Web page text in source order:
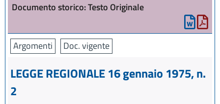
Documento storico: Testo Originale
Argomenti Doc. vigente
LEGGE REGIONALE 16 gennaio 1975, n.
2